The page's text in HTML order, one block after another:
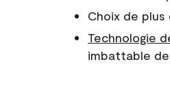
Choix de
Technologie
imbattable